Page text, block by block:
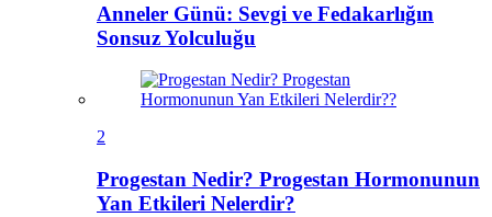
Anneler Günü: Sevgi ve Fedakarlığın
Sonsuz Yolculuğu
2
Progestan Nedir? Progestan Hormonunun
Yan Etkileri Nelerdir?